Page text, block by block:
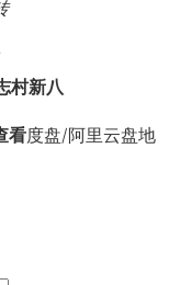
村新八
看度盘/阿里云盘地